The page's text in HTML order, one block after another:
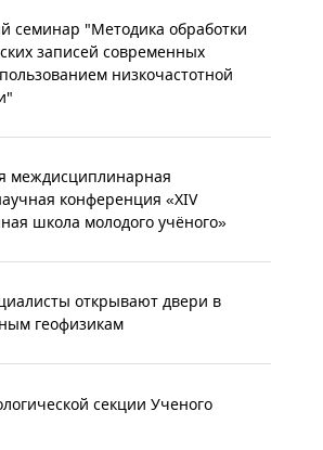
семинар "Методика обработки
записей современных
низкочастотной
междисциплинарная
конференция «XIV
школа молодого учёного»
открывают двери в
геофизикам
секции Ученого